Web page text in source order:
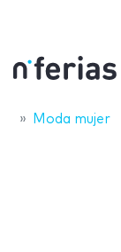
Moda mujer